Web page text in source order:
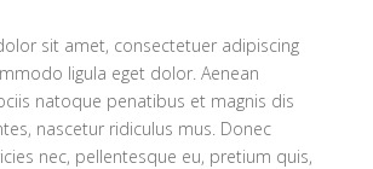
sit amet, consectetuer adipiscing
ligula eget dolor. Aenean
natoque penatibus et magnis dis
nascetur ridiculus mus. Donec
nec, pellentesque eu, pretium quis,